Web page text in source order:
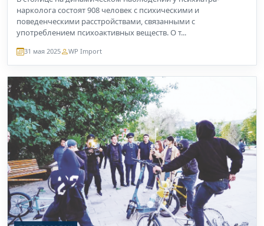
нарколога состоят 908 человек с психическими и
поведенческими расстройствами, связанными с
употреблением психоактивных веществ. О т...
31 мая 2025 WP Import